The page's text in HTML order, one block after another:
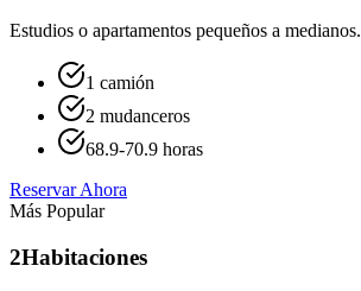
Estudios o apartamentos pequeños a medianos.
1 camión
2 mudanceros
68.9-70.9 horas
Reservar Ahora
Más Popular
2Habitaciones